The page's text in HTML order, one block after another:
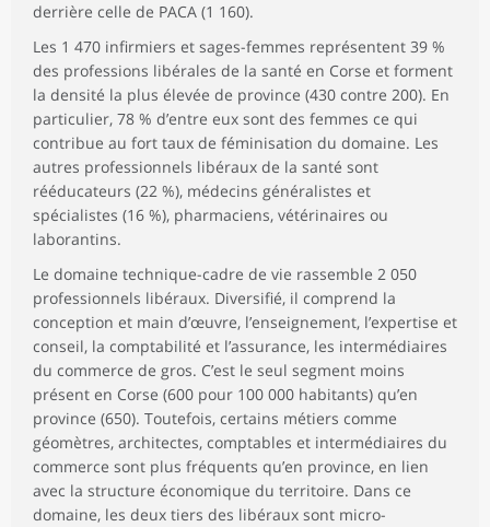
derrière celle de PACA (1 160).
Les 1 470 infirmiers et sages-femmes représentent 39 %
des professions libérales de la santé en Corse et forment
la densité la plus élevée de province (430 contre 200). En
particulier, 78 % d’entre eux sont des femmes ce qui
contribue au fort taux de féminisation du domaine. Les
autres professionnels libéraux de la santé sont
rééducateurs (22 %), médecins généralistes et
spécialistes (16 %), pharmaciens, vétérinaires ou
laborantins.
Le domaine technique-cadre de vie rassemble 2 050
professionnels libéraux. Diversifié, il comprend la
conception et main d’œuvre, l’enseignement, l’expertise et
conseil, la comptabilité et l’assurance, les intermédiaires
du commerce de gros. C’est le seul segment moins
présent en Corse (600 pour 100 000 habitants) qu’en
province (650). Toutefois, certains métiers comme
géomètres, architectes, comptables et intermédiaires du
commerce sont plus fréquents qu’en province, en lien
avec la structure économique du territoire. Dans ce
domaine, les deux tiers des libéraux sont micro-